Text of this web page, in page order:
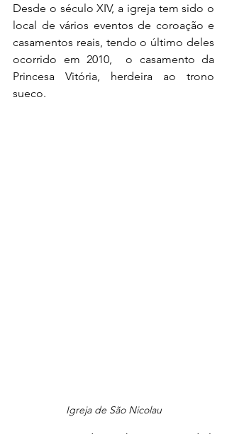
Desde o século XIV, a igreja tem sido o
local de vários eventos de coroação e
casamentos reais, tendo o último deles
ocorrido em 2010,  o casamento da
Princesa Vitória, herdeira ao trono
sueco.
Igreja de São Nicolau